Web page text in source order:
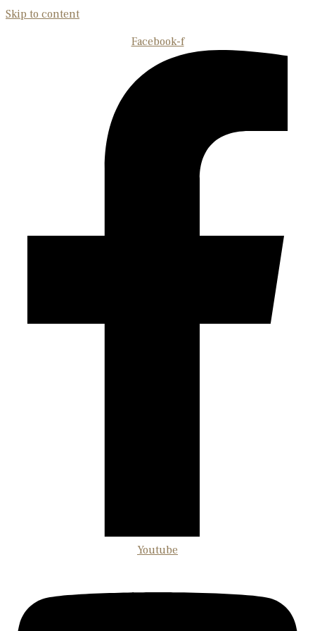
Skip to content
Facebook-f
Youtube